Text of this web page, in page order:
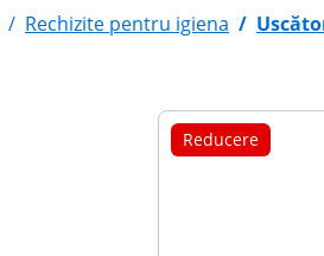
/ Rechizite pentru igiena /
Reducere